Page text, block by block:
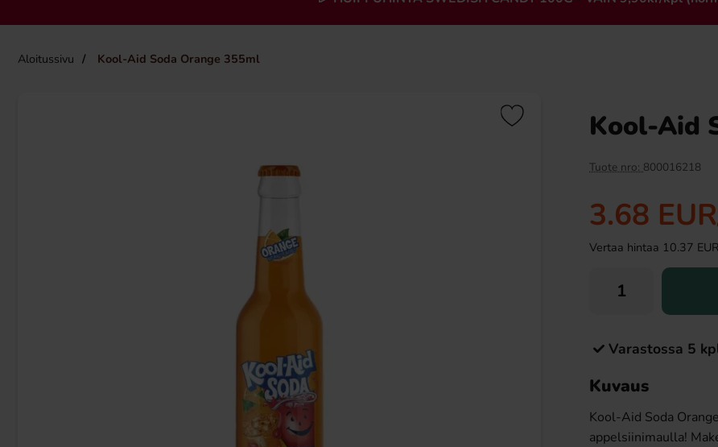
Aloitussivu Kool-Aid Soda Orange 355ml
Fazer Viol Tablettipussi 38g
Osta
Ramlösa Kirsikka 33cl
1.19 EUR
Kool-Aid
Tuote nro: 800016218
3.68 EUR
Vertaa hintaa 10.37
Varastossa 5
Kuvaus
Kool-Aid Soda
appelsiinimaulla!